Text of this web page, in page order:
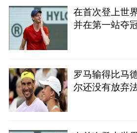
在首次登上世
并在第一站夺
罗马输得比马
尔还没有放弃